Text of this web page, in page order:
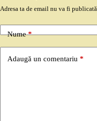
Adresa ta de email nu va fi publicată.
Nume*
Adaugă un comentariu *